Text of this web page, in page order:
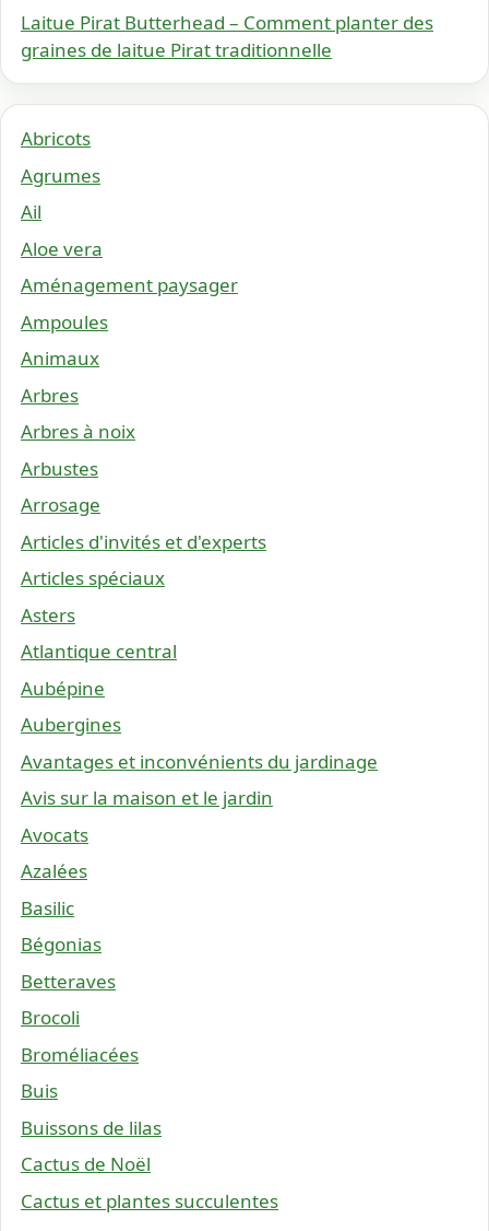
Laitue Pirat Butterhead – Comment planter des
graines de laitue Pirat traditionnelle
Abricots
Agrumes
Ail
Aloe vera
Aménagement paysager
Ampoules
Animaux
Arbres
Arbres à noix
Arbustes
Arrosage
Articles d'invités et d'experts
Articles spéciaux
Asters
Atlantique central
Aubépine
Aubergines
Avantages et inconvénients du jardinage
Avis sur la maison et le jardin
Avocats
Azalées
Basilic
Bégonias
Betteraves
Brocoli
Broméliacées
Buis
Buissons de lilas
Cactus de Noël
Cactus et plantes succulentes